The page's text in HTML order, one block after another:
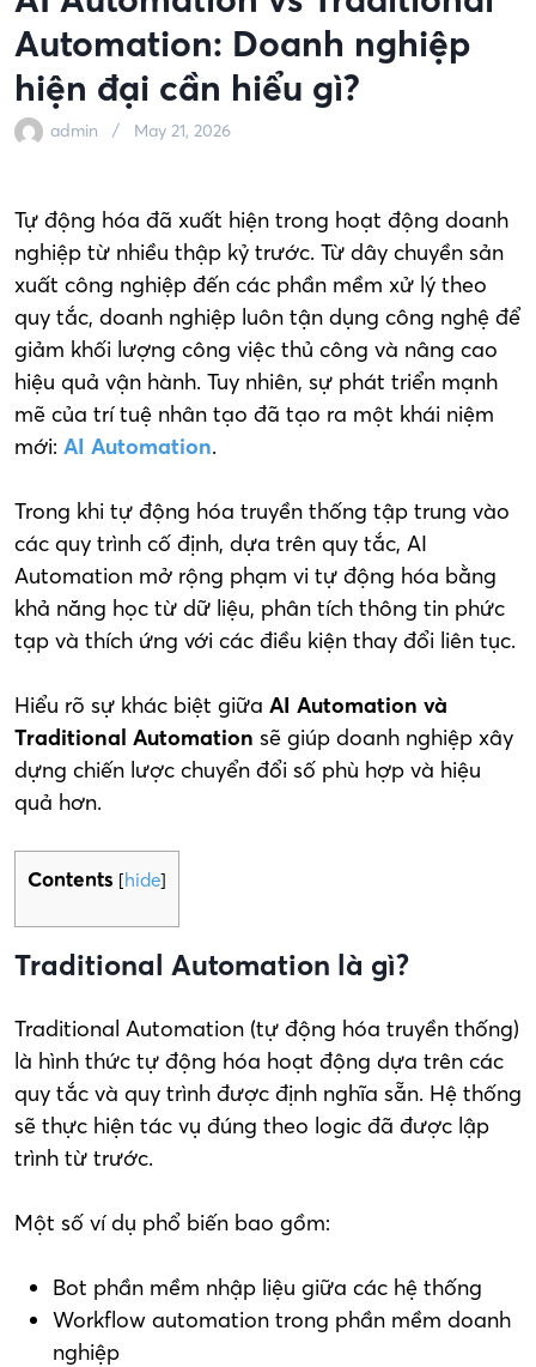
Automation: Doanh nghiệp
hiện đại cần hiểu gì?
admin May 21, 2026
Tự động hóa đã xuất hiện trong hoạt động doanh
nghiệp từ nhiều thập kỷ trước. Từ dây chuyền sản
xuất công nghiệp đến các phần mềm xử lý theo
quy tắc, doanh nghiệp luôn tận dụng công nghệ để
giảm khối lượng công việc thủ công và nâng cao
hiệu quả vận hành. Tuy nhiên, sự phát triển mạnh
mẽ của trí tuệ nhân tạo đã tạo ra một khái niệm
mới: AI Automation.
Trong khi tự động hóa truyền thống tập trung vào
các quy trình cố định, dựa trên quy tắc, AI
Automation mở rộng phạm vi tự động hóa bằng
khả năng học từ dữ liệu, phân tích thông tin phức
tạp và thích ứng với các điều kiện thay đổi liên tục.
Hiểu rõ sự khác biệt giữa AI Automation và
Traditional Automation sẽ giúp doanh nghiệp xây
dựng chiến lược chuyển đổi số phù hợp và hiệu
quả hơn.
Contents [hide]
Traditional Automation là gì?
Traditional Automation (tự động hóa truyền thống)
là hình thức tự động hóa hoạt động dựa trên các
quy tắc và quy trình được định nghĩa sẵn. Hệ thống
sẽ thực hiện tác vụ đúng theo logic đã được lập
trình từ trước.
Một số ví dụ phổ biến bao gồm:
Bot phần mềm nhập liệu giữa các hệ thống
Workflow automation trong phần mềm doanh
nghiệp